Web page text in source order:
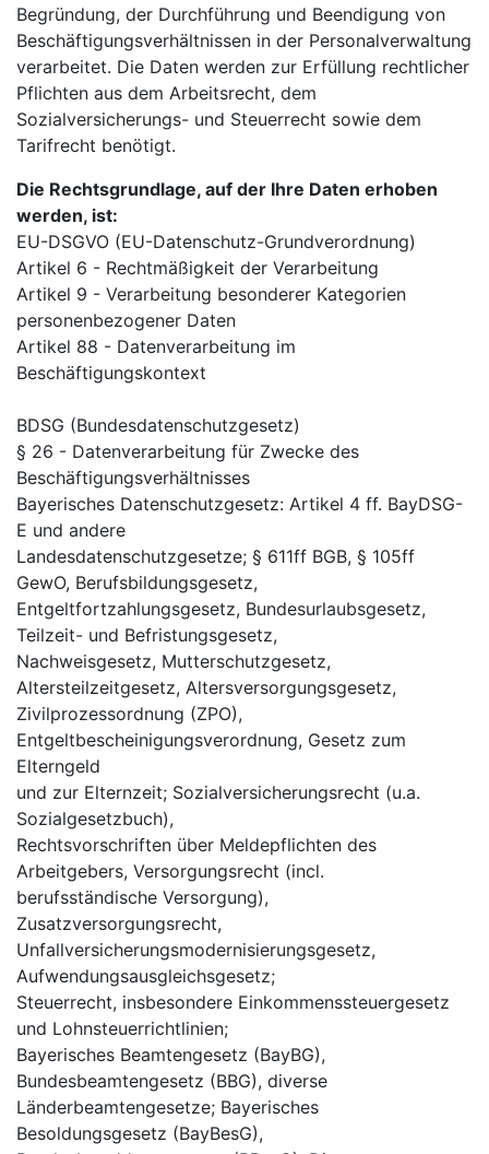
Begründung, der Durchführung und Beendigung von
Beschäftigungsverhältnissen in der Personalverwaltung
verarbeitet. Die Daten werden zur Erfüllung rechtlicher
Pflichten aus dem Arbeitsrecht, dem
Sozialversicherungs- und Steuerrecht sowie dem
Tarifrecht benötigt.
Die Rechtsgrundlage, auf der Ihre Daten erhoben
werden, ist:
EU-DSGVO (EU-Datenschutz-Grundverordnung)
Artikel 6 - Rechtmäßigkeit der Verarbeitung
Artikel 9 - Verarbeitung besonderer Kategorien
personenbezogener Daten
Artikel 88 - Datenverarbeitung im
Beschäftigungskontext
BDSG (Bundesdatenschutzgesetz)
§ 26 - Datenverarbeitung für Zwecke des
Beschäftigungsverhältnisses
Bayerisches Datenschutzgesetz: Artikel 4 ff. BayDSG-
E und andere
Landesdatenschutzgesetze; § 611ff BGB, § 105ff
GewO, Berufsbildungsgesetz,
Entgeltfortzahlungsgesetz, Bundesurlaubsgesetz,
Teilzeit- und Befristungsgesetz,
Nachweisgesetz, Mutterschutzgesetz,
Altersteilzeitgesetz, Altersversorgungsgesetz,
Zivilprozessordnung (ZPO),
Entgeltbescheinigungsverordnung, Gesetz zum
Elterngeld
und zur Elternzeit; Sozialversicherungsrecht (u.a.
Sozialgesetzbuch),
Rechtsvorschriften über Meldepflichten des
Arbeitgebers, Versorgungsrecht (incl.
berufsständische Versorgung),
Zusatzversorgungsrecht,
Unfallversicherungsmodernisierungsgesetz,
Aufwendungsausgleichsgesetz;
Steuerrecht, insbesondere Einkommenssteuergesetz
und Lohnsteuerrichtlinien;
Bayerisches Beamtengesetz (BayBG),
Bundesbeamtengesetz (BBG), diverse
Länderbeamtengesetze; Bayerisches
Besoldungsgesetz (BayBesG),